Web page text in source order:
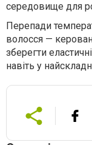
середовище для
Перепади
волосся —
зберегти
навіть у